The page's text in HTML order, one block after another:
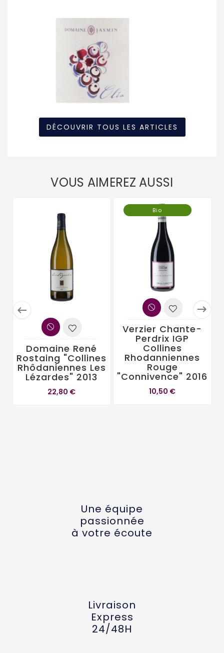
DÉCOUVRIR TOUS LES ARTICLES
VOUS AIMEREZ AUSSI
 
Domaine René
Rostaing "Collines
Rhôdaniennes Les
Lézardes" 2013
22,80 €
Bio
Verzier Chante-
Perdrix IGP
Collines
Rhodanniennes
Rouge
"Connivence" 2016
10,50 €
Une équipe
passionnée
à votre écoute
Livraison
Express
24/48H